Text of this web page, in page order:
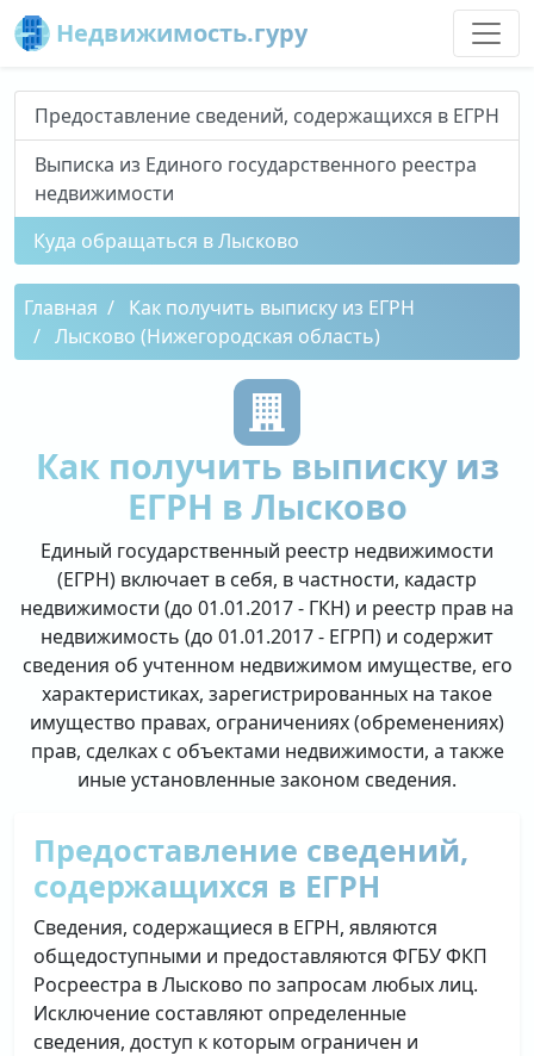
Недвижимость.гуру
Предоставление сведений, содержащихся в ЕГРН
Выписка из Единого государственного реестра
недвижимости
Куда обращаться в Лысково
Главная
Как получить выписку из ЕГРН
Лысково (Нижегородская область)
Как получить выписку из
ЕГРН в Лысково
Единый государственный реестр недвижимости
(ЕГРН) включает в себя, в частности, кадастр
недвижимости (до 01.01.2017 - ГКН) и реестр прав на
недвижимость (до 01.01.2017 - ЕГРП) и содержит
сведения об учтенном недвижимом имуществе, его
характеристиках, зарегистрированных на такое
имущество правах, ограничениях (обременениях)
прав, сделках с объектами недвижимости, а также
иные установленные законом сведения.
Предоставление сведений,
содержащихся в ЕГРН
Сведения, содержащиеся в ЕГРН, являются
общедоступными и предоставляются ФГБУ ФКП
Росреестра в Лысково по запросам любых лиц.
Исключение составляют определенные
сведения, доступ к которым ограничен и